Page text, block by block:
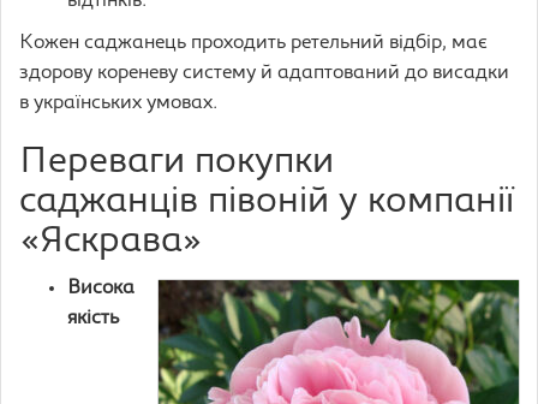
Кожен саджанець проходить ретельний відбір, має
здорову кореневу систему й адаптований до висадки
в українських умовах.
Переваги покупки
саджанців півоній у компанії
«Яскрава»
Висока
якість